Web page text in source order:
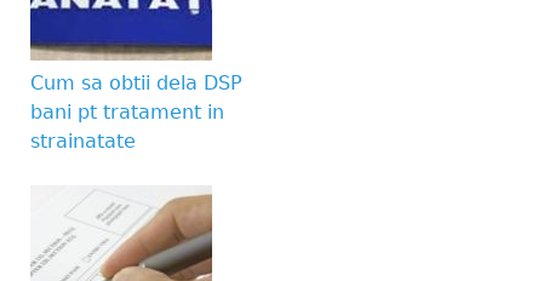
Cum sa obtii dela DSP
bani pt tratament in
strainatate